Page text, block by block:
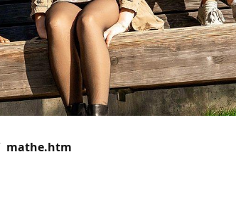
mathe.htm